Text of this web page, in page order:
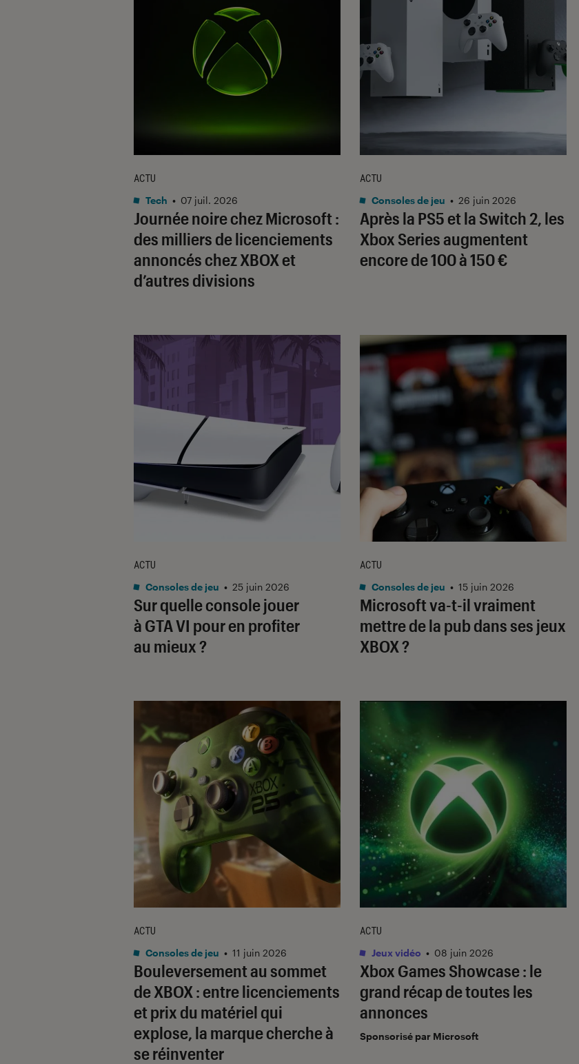
Journée noire chez Microsoft :
des milliers de licenciements
annoncés chez XBOX et
d’autres divisions
ACTU
Tech • 07 juil. 2026
Après la PS5 et la Switch 2, les
Xbox Series augmentent
encore de 100 à 150 €
ACTU
Consoles de jeu • 26 juin 2026
Sur quelle console jouer
à GTA VI pour en profiter
au mieux ?
ACTU
Consoles de jeu • 25 juin 2026
Microsoft va-t-il vraiment
mettre de la pub dans ses jeux
XBOX ?
ACTU
Consoles de jeu • 15 juin 2026
Bouleversement au sommet
de XBOX : entre licenciements
et prix du matériel qui
explose, la marque cherche à
se réinventer
ACTU
Consoles de jeu • 11 juin 2026
Xbox Games Showcase : le
grand récap de toutes les
annonces
ACTU
Jeux vidéo • 08 juin 2026
Sponsorisé par Microsoft